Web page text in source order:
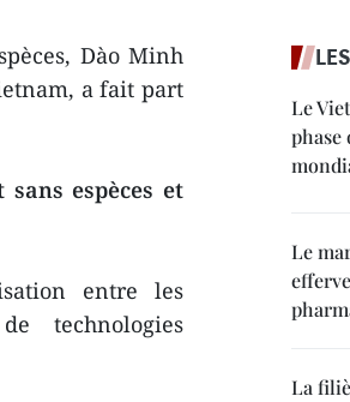
Dào Minh
a fait part
espèces et
entre les
technologies
Le
phase
Le
La